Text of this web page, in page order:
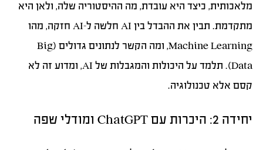
מלאכותית, כיצד היא עובדת, מה ההיסטוריה שלה, ולאן היא
מתקדמת. תבין את ההבדל בין AI חלשה ל-AI חזקה, מהו
Machine Learning, ומה הקשר לנתונים גדולים (Big
Data). תלמד על היכולות והמגבלות של AI, ומדוע זה לא
קסם אלא טכנולוגיה.
יחידה 2: היכרות עם ChatGPT ומודלי שפה